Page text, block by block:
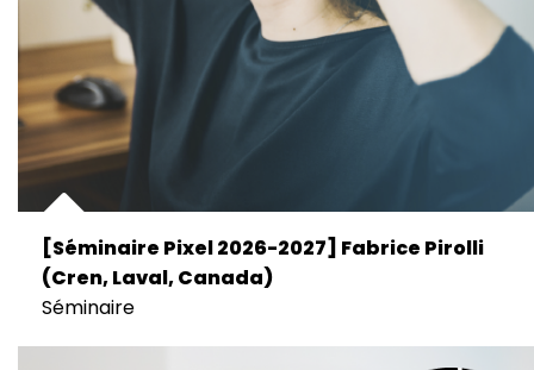
[Séminaire Pixel 2026-2027] Fabrice Pirolli
(Cren, Laval, Canada)
Séminaire